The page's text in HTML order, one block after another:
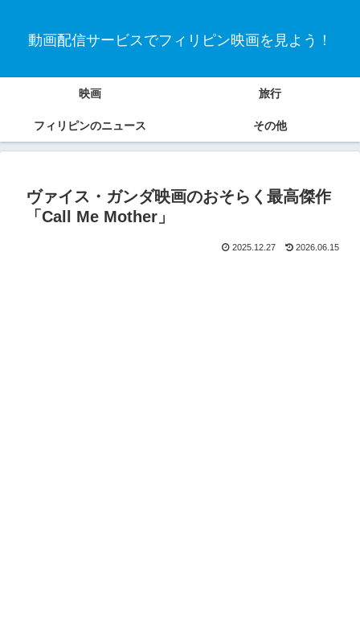
動画配信サービスでフィリピン映画を見よう！
映画 旅行
フィリピンのニュース その他
ヴァイス・ガンダ映画のおそらく最高傑作
「Call Me Mother」
2025.12.27 2026.06.15